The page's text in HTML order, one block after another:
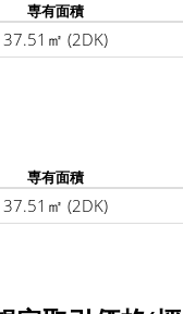
専有面積
37.51㎡ (2DK)
専有面積
37.51㎡ (2DK)